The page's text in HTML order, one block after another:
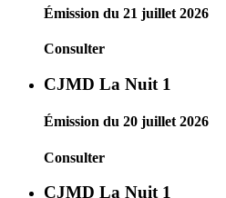
Émission du 21 juillet 2026
Consulter
CJMD La Nuit 1
Émission du 20 juillet 2026
Consulter
CJMD La Nuit 1